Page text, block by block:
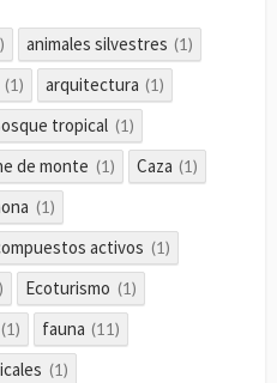
animales silvestres (1)
(1) arquitectura (1)
tropical (1)
de monte (1) Caza (1)
(1)
activos (1)
Ecoturismo (1)
(1) fauna (11)
(1)